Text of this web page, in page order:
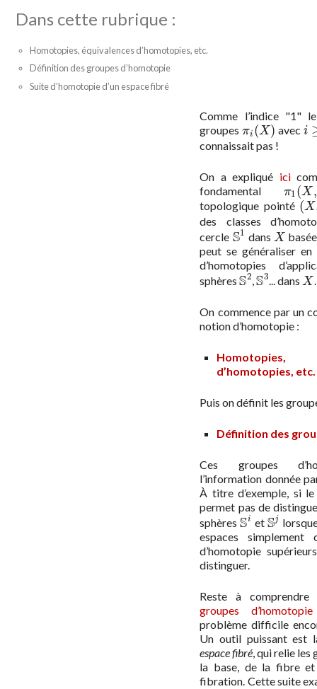
Dans cette rubrique :
Homotopies, équivalences d’homotopies, etc.
Définition des groupes d’homotopie
Suite d’homotopie d’un espace fibré
Comme l’indice "1"
groupesπi (X)
πi(X) avec i
i≥
connaissait pas !
On a expliqué ici
fondamental π1(X ,
π1(X,x
topologique pointé (X
(X,x
des classes
cercle S1
S1 dans X
X
peut se généraliser en
d’homotopies
sphèresS2
S2 ,S3
S3 ... dans X
X
On commence par un
notion d’homotopie :
d’homotopies, etc.
Puis on définit les
Définition des
Ces groupes
l’information donnée
À titre d’exemple, si
permet pas de
sphèresSi
Si et Sj
Sj
espaces simplement
d’homotopie
distinguer.
Reste à
groupes
problème difficile
Un outil puissant est
espace fibré, qui relie les
la base, de la fibre et
fibration. Cette suite